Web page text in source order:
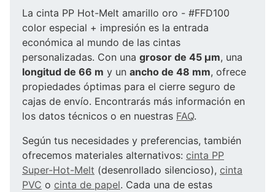
La cinta PP Hot-Melt amarillo oro - #FFD100
color especial + impresión es la entrada
económica al mundo de las cintas
personalizadas. Con una grosor de 45 µm, una
longitud de 66 m y un ancho de 48 mm, ofrece
propiedades óptimas para el cierre seguro de
cajas de envío. Encontrarás más información en
los datos técnicos o en nuestras FAQ.
Según tus necesidades y preferencias, también
ofrecemos materiales alternativos: cinta PP
Super-Hot-Melt (desenrollado silencioso), cinta
PVC o cinta de papel. Cada una de estas